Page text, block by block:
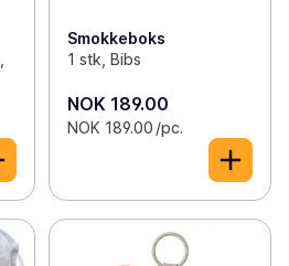
Smokkeboks
1 stk, Bibs
NOK 189.00
NOK 189.00 /pc.